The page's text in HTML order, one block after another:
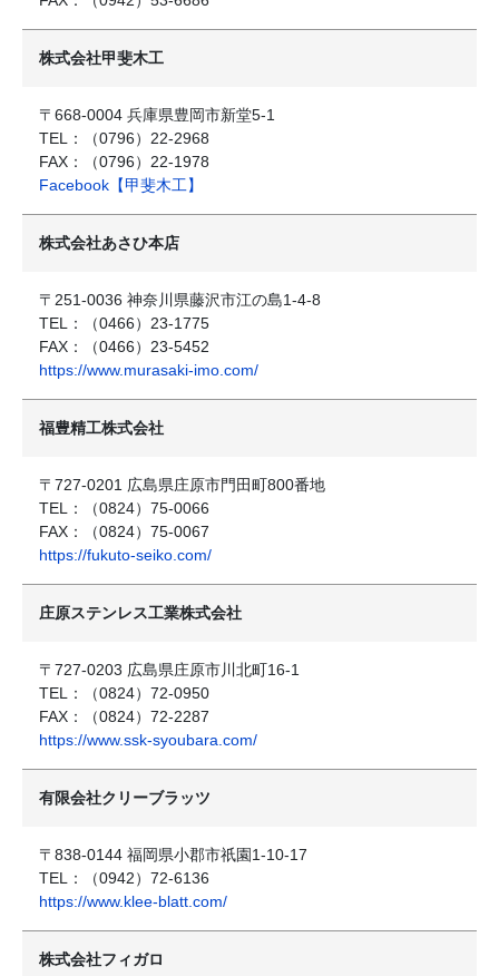
株式会社甲斐木工
〒668-0004 兵庫県豊岡市新堂5-1
TEL：（0796）22-2968
FAX：（0796）22-1978
Facebook【甲斐木工】
株式会社あさひ本店
〒251-0036 神奈川県藤沢市江の島1-4-8
TEL：（0466）23-1775
FAX：（0466）23-5452
https://www.murasaki-imo.com/
福豊精工株式会社
〒727-0201 広島県庄原市門田町800番地
TEL：（0824）75-0066
FAX：（0824）75-0067
https://fukuto-seiko.com/
庄原ステンレス工業株式会社
〒727-0203 広島県庄原市川北町16-1
TEL：（0824）72-0950
FAX：（0824）72-2287
https://www.ssk-syoubara.com/
有限会社クリーブラッツ
〒838-0144 福岡県小郡市祇園1-10-17
TEL：（0942）72-6136
https://www.klee-blatt.com/
株式会社フィガロ